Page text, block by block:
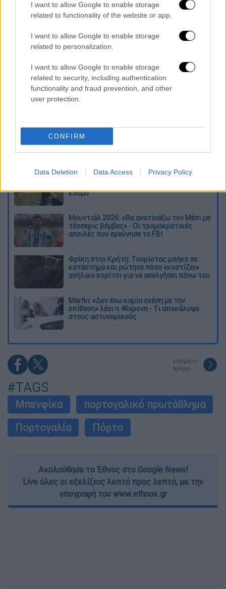
I want to allow Google to enable storage
related to functionality of the website or app.
I want to allow Google to enable storage
related to personalization.
I want to allow Google to enable storage
related to security, including authentication
functionality and fraud prevention, and other
user protection.
CONFIRM
Data Deletion Data Access Privacy Policy
Διαβάστε ακόμη
Επιστήμονες ανακάλυψαν τον τέταρτο
κόσμο
Μουντιάλ 2026: «Θα ανατινάξω τον Μέσι με
τέσσερις βόμβες» - Οι τρομοκρατικές
απειλές που ερεύνησε το FBI
Φρίκη στην Κρήτη: Τουρίστας μπήκε σε
κατάστημα και ρώτησε πόσο «κοστίζει»
ανήλικο κορίτσι για να ασελγήσει πάνω του
Marfin: «Δεν έχω καμία σχέση με την
επίθεση» λέει η 46χρονη - Τι αποκάλυψε
στους αστυνομικούς
επόμενο
άρθρο
#TAGS
Μπενφίκα
πορτογαλικό πρωτάθλημα
Πορτογαλία
Πόρτο
Ακολούθησε το Έθνος στο Google News!
Live όλες οι εξελίξεις λεπτό προς λεπτό, με την
υπογραφή του www.ethnos.gr